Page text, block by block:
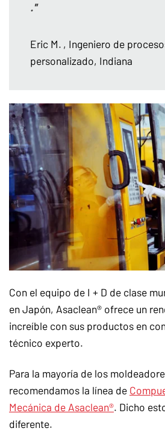
."
Eric M. , Ingeniero de
personalizado, Indiana
Con el equipo de I + D de clase
en Japón, Asaclean® ofrece un
increíble con sus productos en
técnico experto.
Para la mayoría de los
recomendamos la línea de
Mecánica de Asaclean®. Dicho
diferente.